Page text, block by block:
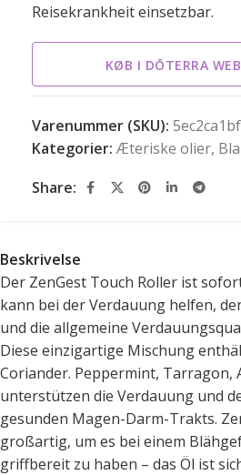
Reisekrankheit einsetzbar.
KØB I DŌTERRA
Varenummer (SKU):
Kategorier: Æteriske olier,
Share:
Beskrivelse
Der ZenGest Touch Roller ist
kann bei der Verdauung helfen,
und die allgemeine
Diese einzigartige Mischung
Coriander. Peppermint, Tarragon,
unterstützen die Verdauung und
gesunden Magen-Darm-Trakts.
großartig, um es bei einem
griffbereit zu haben – das Öl ist